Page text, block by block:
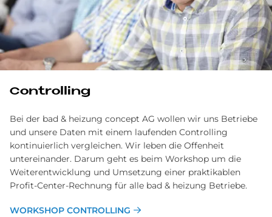
Controlling
Bei der bad & heizung concept AG wollen wir uns Betriebe
und unsere Daten mit einem laufenden Controlling
kontinuierlich vergleichen. Wir leben die Offenheit
untereinander. Darum geht es beim Workshop um die
Weiterentwicklung und Umsetzung einer praktikablen
Profit-Center-Rechnung für alle bad & heizung Betriebe.
WORKSHOP CONTROLLING